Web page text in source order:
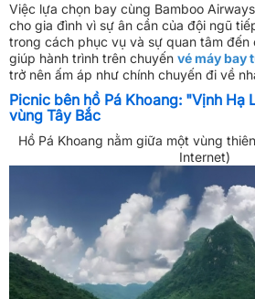
Việc lựa chọn bay cùng Bamboo
cho gia đình vì sự ân cần của đội ngũ
trong cách phục vụ và sự quan tâm
giúp hành trình trên chuyến vé máy bay
trở nên ấm áp như chính chuyến đi về
Picnic bên hồ Pá Khoang: "Vịnh Hạ
vùng Tây Bắc
Hồ Pá Khoang nằm giữa một vùng
Internet)